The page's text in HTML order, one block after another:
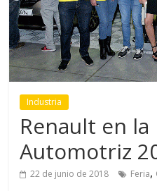
Industria
Renault en
Automotriz
22 de junio de 2018 Feria,